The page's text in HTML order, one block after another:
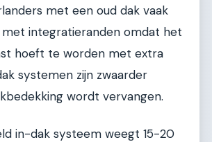
met een oud dak vaak
integratieranden omdat het
hoeft te worden met extra
systemen zijn zwaarder
wordt vervangen.
in-dak systeem weegt 15-20